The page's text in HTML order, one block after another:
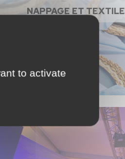
NAPPAGE ET TEXTILE
to activate